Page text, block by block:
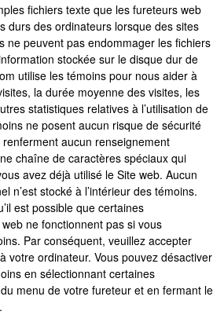
fichiers texte que les fureteurs web
durs des ordinateurs lorsque des sites
ne peuvent pas endommager les fichiers
stockée sur le disque dur de
utilise les témoins pour nous aider à
la durée moyenne des visites, les
statistiques relatives à l’utilisation de
ne posent aucun risque de sécurité
renferment aucun renseignement
chaîne de caractères spéciaux qui
avez déjà utilisé le Site web. Aucun
n’est stocké à l’intérieur des témoins.
est possible que certaines
ne fonctionnent pas si vous
Par conséquent, veuillez accepter
votre ordinateur. Vous pouvez désactiver
en sélectionnant certaines
menu de votre fureteur et en fermant le